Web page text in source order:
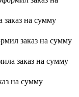
на сумму
заказ на сумму
заказ на сумму
на сумму